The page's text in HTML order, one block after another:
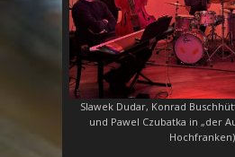
Slawek Dudar, Konrad
und Pawel Czubatka in „der
Hochfranken)